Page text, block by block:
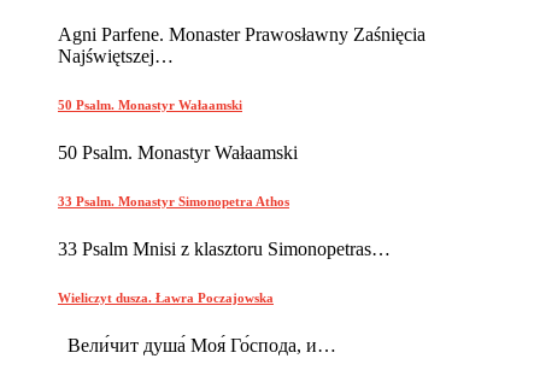
Agni Parfene. Monaster Prawosławny Zaśnięcia
Najświętszej…
50 Psalm. Monastyr Wałaamski
50 Psalm. Monastyr Wałaamski
33 Psalm. Monastyr Simonopetra Athos
33 Psalm Mnisi z klasztoru Simonopetras…
Wieliczyt dusza. Ławra Poczajowska
Вели́чит душа́ Моя́ Го́спода, и…